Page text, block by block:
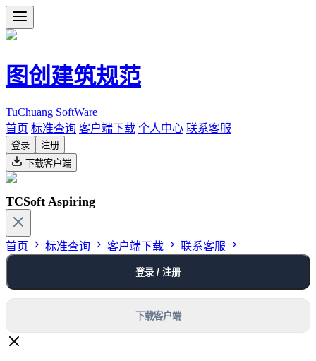
图创建筑规范
TuChuang SoftWare
首页 标准查询 客户端下载 个人中心 联系客服
登录
注册
下载客户端
TCSoft Aspiring
首页 标准查询 客户端下载 联系客服
登录 / 注册
下载客户端